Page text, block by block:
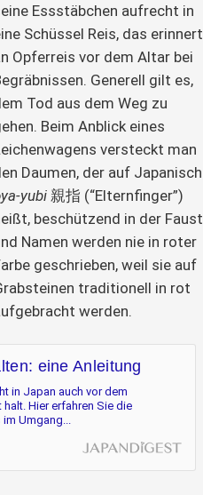
Essstäbchen aufrecht in
Schüssel Reis, das erinnert
Opferreis vor dem Altar bei
Generell gilt es,
Tod aus dem Weg zu
Beim Anblick eines
versteckt man
Daumen, der auf Japanisch
yubi親指 (“Elternfinger”)
beschützend in der Faust
Namen werden nie in roter
geschrieben, weil sie auf
traditionell in rot
werden.
eine Anleitung
in Japan auch vor dem
Hier erfahren Sie die
im Umgang...